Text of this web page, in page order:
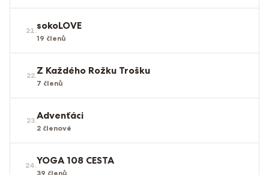
21.sokoLOVE
19 členů
22.Z Každého Rožku Trošku
7 členů
23.Advenťáci
2 členové
24.YOGA 108 CESTA
39 členů